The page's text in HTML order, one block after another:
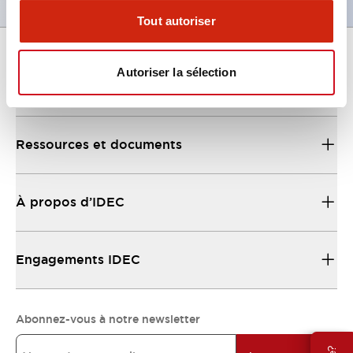
Tout autoriser
Autoriser la sélection
Ressources et documents
À propos d’IDEC
Engagements IDEC
Abonnez-vous à notre newsletter